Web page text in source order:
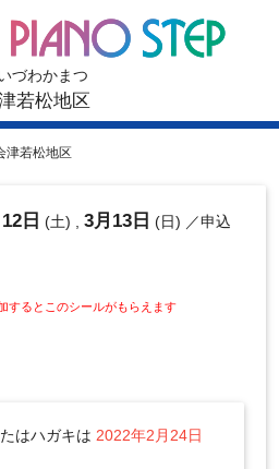
づわかまつ
若松地区
津若松地区
日 (土) , 3月13日 (日) ／申込
するとこのシールがもらえます
はハガキは 2022年2月24日